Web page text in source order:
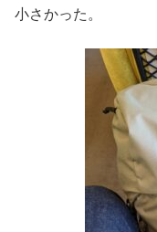
小さかった。